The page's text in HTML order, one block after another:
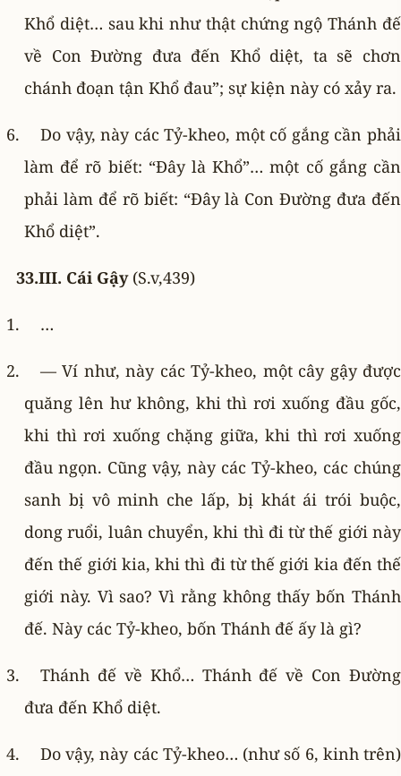
Khổ diệt… sau khi như thật chứng ngộ Thánh đế
về Con Ðường đưa đến Khổ diệt, ta sẽ chơn
chánh đoạn tận Khổ đau”; sự kiện này có xảy ra.
Do vậy, này các Tỷ-kheo, một cố gắng cần phải
làm để rõ biết: “Ðây là Khổ”… một cố gắng cần
phải làm để rõ biết: “Ðây là Con Ðường đưa đến
Khổ diệt”.
33.III. Cái Gậy (S.v,439)
…
— Ví như, này các Tỷ-kheo, một cây gậy được
quăng lên hư không, khi thì rơi xuống đầu gốc,
khi thì rơi xuống chặng giữa, khi thì rơi xuống
đầu ngọn. Cũng vậy, này các Tỷ-kheo, các chúng
sanh bị vô minh che lấp, bị khát ái trói buộc,
dong ruổi, luân chuyển, khi thì đi từ thế giới này
đến thế giới kia, khi thì đi từ thế giới kia đến thế
giới này. Vì sao? Vì rằng không thấy bốn Thánh
đế. Này các Tỷ-kheo, bốn Thánh đế ấy là gì?
Thánh đế về Khổ… Thánh đế về Con Ðường
đưa đến Khổ diệt.
Do vậy, này các Tỷ-kheo… (như số 6, kinh trên)